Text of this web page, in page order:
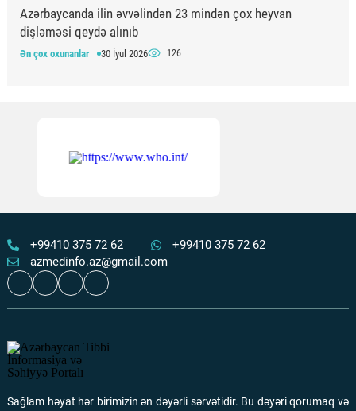
Azərbaycanda ilin əvvəlindən 23 mindən çox heyvan
dişləməsi qeydə alınıb
Ən çox oxunanlar 30 İyul 2026 126
xəstəliklərin erkən aşkarlanması aparılır
Şuşa şəhərində təcili tibbi yardım bölməsi fəaliyyətə
başlayıb
Əlillik dərəcəsinin təyin olunması müraciət qaydaları
+99410 375 72 62
+99410 375 72 62
azmedinfo.az@gmail.com
Sağlam həyat hər birimizin ən dəyərli sərvətidir. Bu dəyəri qorumaq və